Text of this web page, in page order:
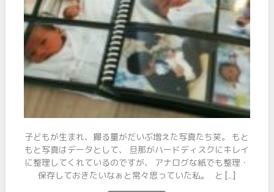
子どもが生まれ、撮る量がだいぶ増えた写真たち笑。 もと
もと写真はデータとして、 旦那がハードディスクにキレイ
に整理してくれているのですが、 アナログな紙でも整理・
保存しておきたいなぁと常々思っていた私。 と […]